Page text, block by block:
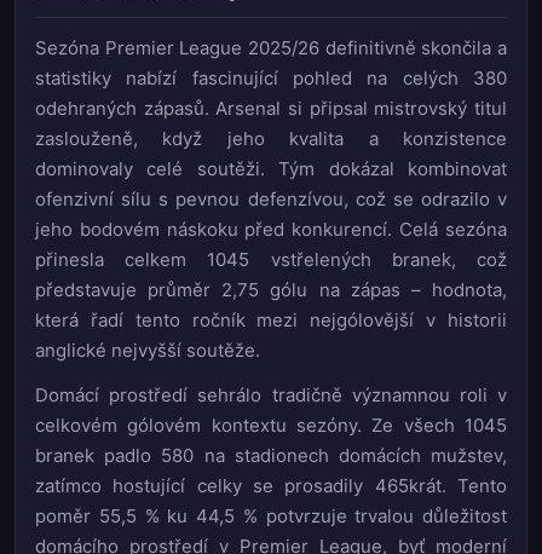
Sezóna Premier League 2025/26 definitivně skončila a
statistiky nabízí fascinující pohled na celých 380
odehraných zápasů. Arsenal si připsal mistrovský titul
zaslouženě, když jeho kvalita a konzistence
dominovaly celé soutěži. Tým dokázal kombinovat
ofenzivní sílu s pevnou defenzívou, což se odrazilo v
jeho bodovém náskoku před konkurencí. Celá sezóna
přinesla celkem 1045 vstřelených branek, což
představuje průměr 2,75 gólu na zápas – hodnota,
která řadí tento ročník mezi nejgólovější v historii
anglické nejvyšší soutěže.
Domácí prostředí sehrálo tradičně významnou roli v
celkovém gólovém kontextu sezóny. Ze všech 1045
branek padlo 580 na stadionech domácích mužstev,
zatímco hostující celky se prosadily 465krát. Tento
poměr 55,5 % ku 44,5 % potvrzuje trvalou důležitost
domácího prostředí v Premier League, byť moderní